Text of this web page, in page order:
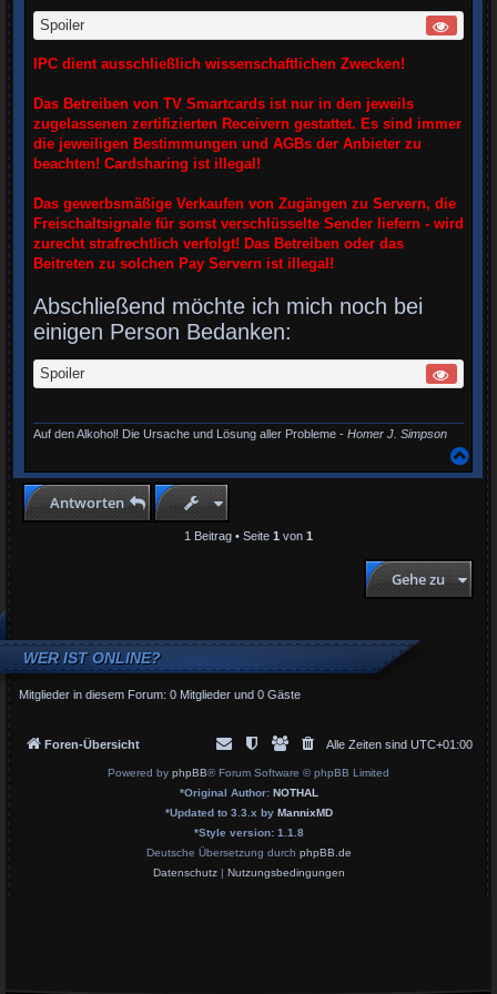
Spoiler
IPC dient ausschließlich wissenschaftlichen Zwecken!
Das Betreiben von TV Smartcards ist nur in den jeweils
zugelassenen zertifizierten Receivern gestattet. Es sind immer
die jeweiligen Bestimmungen und AGBs der Anbieter zu
beachten! Cardsharing ist illegal!
Das gewerbsmäßige Verkaufen von Zugängen zu Servern, die
Freischaltsignale für sonst verschlüsselte Sender liefern - wird
zurecht strafrechtlich verfolgt! Das Betreiben oder das
Beitreten zu solchen Pay Servern ist illegal!
Abschließend möchte ich mich noch bei
einigen Person Bedanken:
Spoiler
Auf den Alkohol! Die Ursache und Lösung aller Probleme - Homer J. Simpson
c
Antworten
1 Beitrag • Seite 1 von 1
Gehe zu
WER IST ONLINE?
Mitglieder in diesem Forum: 0 Mitglieder und 0 Gäste
Foren-Übersicht Alle Zeiten sind UTC+01:00
Powered by phpBB® Forum Software © phpBB Limited
*Original Author: NOTHAL
*Updated to 3.3.x by MannixMD
*Style version: 1.1.8
Deutsche Übersetzung durch phpBB.de
Datenschutz| Nutzungsbedingungen